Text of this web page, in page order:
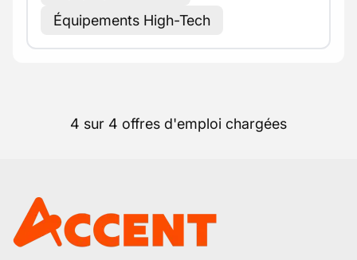
Équipements High-Tech
4 sur 4 offres d'emploi chargées